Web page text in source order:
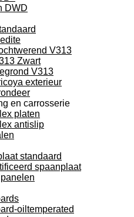
DWD
V313
Zwart
V313
exterieur
en carrosserie
platen
antislip
standaard
spaanplaat
oiltemperated